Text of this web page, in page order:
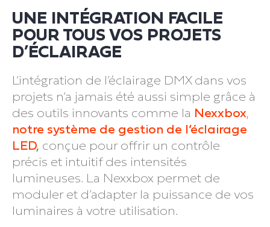
UNE INTÉGRATION FACILE
POUR TOUS VOS PROJETS
D’ÉCLAIRAGE
L’intégration de l’éclairage DMX dans vos
projets n’a jamais été aussi simple grâce à
des outils innovants comme la Nexxbox,
notre système de gestion de l’éclairage
LED, conçue pour offrir un contrôle
précis et intuitif des intensités
lumineuses. La Nexxbox permet de
moduler et d’adapter la puissance de vos
luminaires à votre utilisation.